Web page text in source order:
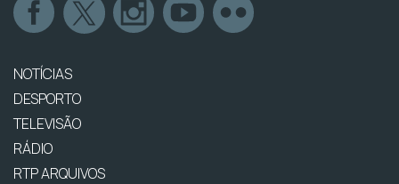
NOTÍCIAS
DESPORTO
TELEVISÃO
RÁDIO
RTP ARQUIVOS